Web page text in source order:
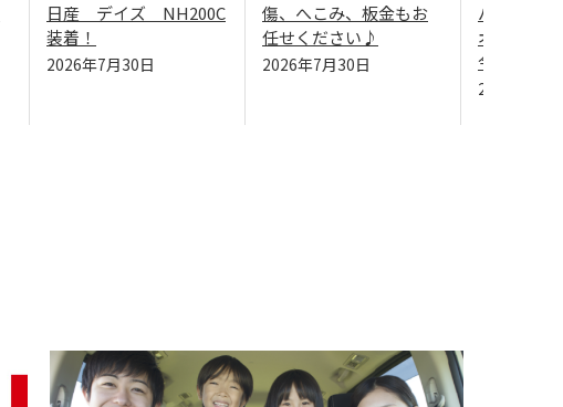
日産 デイズ NH200C
装着！
2026年7月30日
傷、へこみ、板金もお
任せください♪
2026年7月30日
バッテリ
オイルは
今がおす
2026年7月